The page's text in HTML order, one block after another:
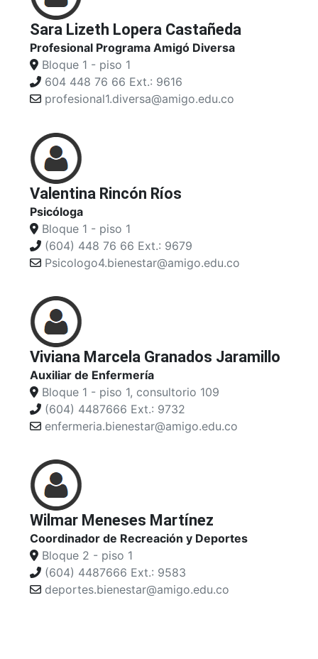
Sara Lizeth Lopera Castañeda
Profesional Programa Amigó Diversa
Bloque 1 - piso 1
604 448 76 66 Ext.: 9616
profesional1.diversa@amigo.edu.co
Valentina Rincón Ríos
Psicóloga
Bloque 1 - piso 1
(604) 448 76 66 Ext.: 9679
Psicologo4.bienestar@amigo.edu.co
Viviana Marcela Granados Jaramillo
Auxiliar de Enfermería
Bloque 1 - piso 1, consultorio 109
(604) 4487666 Ext.: 9732
enfermeria.bienestar@amigo.edu.co
Wilmar Meneses Martínez
Coordinador de Recreación y Deportes
Bloque 2 - piso 1
(604) 4487666 Ext.: 9583
deportes.bienestar@amigo.edu.co